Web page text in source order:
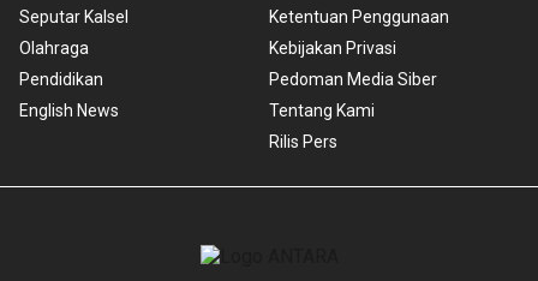
Seputar Kalsel
Olahraga
Pendidikan
English News
Ketentuan Penggunaan
Kebijakan Privasi
Pedoman Media Siber
Tentang Kami
Rilis Pers